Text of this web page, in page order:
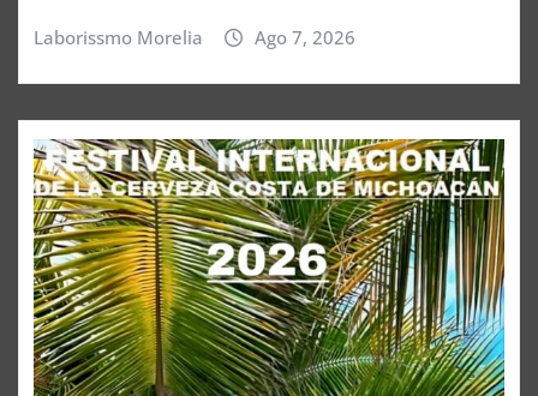
Laborissmo Morelia Ago 7, 2026